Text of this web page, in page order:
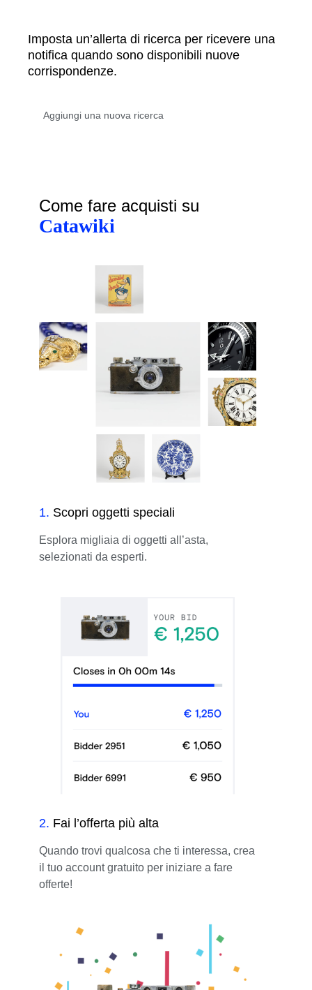
Imposta un’allerta di ricerca per ricevere una
notifica quando sono disponibili nuove
corrispondenze.
Come fare acquisti su
Catawiki
1. Scopri oggetti speciali
Esplora migliaia di oggetti all’asta,
selezionati da esperti.
2. Fai l’offerta più alta
Quando trovi qualcosa che ti interessa, crea
il tuo account gratuito per iniziare a fare
offerte!